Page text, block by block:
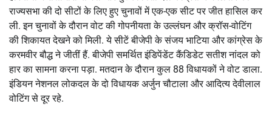
राज्यसभा की दो सीटों के लिए हुए चुनावों में एक-एक सीट पर जीत हासिल कर
ली. इन चुनावों के दौरान वोट की गोपनीयता के उल्लंघन और क्रॉस-वोटिंग
की शिकायत देखने को मिली. ये सीटें बीजेपी के संजय भाटिया और कांग्रेस के
करमवीर बौद्ध ने जीतीं हैं. बीजेपी समर्थित इंडिपेंडेंट कैंडिडेट सतीश नांदल को
हार का सामना करना पड़ा. मतदान के दौरान कुल 88 विधायकों ने वोट डाला.
इंडियन नेशनल लोकदल के दो विधायक अर्जुन चौटाला और आदित्य देवीलाल
वोटिंग से दूर रहे.